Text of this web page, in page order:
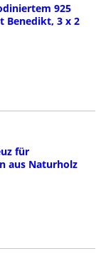
925
Benedikt, 3 x 2
für
aus Naturholz